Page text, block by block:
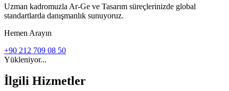
Uzman kadromuzla Ar-Ge ve Tasarım süreçlerinizde global
standartlarda danışmanlık sunuyoruz.
Hemen Arayın
+90 212 709 08 50
Yükleniyor...
İlgili Hizmetler